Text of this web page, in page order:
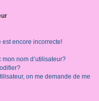
est encore incorrecte!
nom d’utilisateur?
on me demande de me